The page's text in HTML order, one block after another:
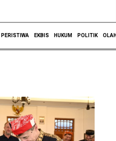
PERISTIWA EKBIS HUKUM POLITIK